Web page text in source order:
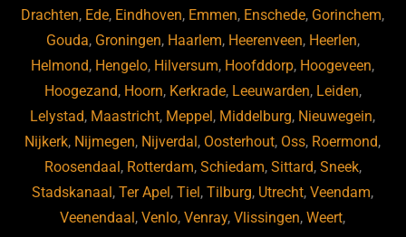
Drachten, Ede, Eindhoven, Emmen, Enschede, Gorinchem,
Gouda, Groningen, Haarlem, Heerenveen, Heerlen,
Helmond, Hengelo, Hilversum, Hoofddorp, Hoogeveen,
Hoogezand, Hoorn, Kerkrade, Leeuwarden, Leiden,
Lelystad, Maastricht, Meppel, Middelburg, Nieuwegein,
Nijkerk, Nijmegen, Nijverdal, Oosterhout, Oss, Roermond,
Roosendaal, Rotterdam, Schiedam, Sittard, Sneek,
Stadskanaal,Ter Apel,Tiel,Tilburg, Utrecht,Veendam,
Veenendaal,Venlo,Venray,Vlissingen,Weert,